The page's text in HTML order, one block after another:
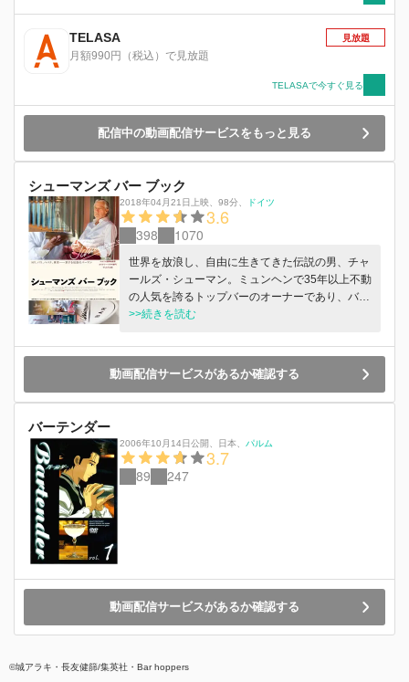
TELASA
月額990円（税込）で見放題
見放題
TELASAで今すぐ見る
配信中の動画配信サービスをもっと見る
シューマンズ バー ブック
2018年04月21日上映、 98分、 ドイツ
3.6
398 1070
世界を放浪し、自由に生きてきた伝説の男、チャ
ールズ・シューマン。ミュンヘンで35年以上不動
の人気を誇るトップバーのオーナーであり、バー
マンであり、思索する旅人でもあり、革新的レシ
を集めている彼は、76歳を超えた今も現役でカウ
ンターに立ち続けている。 成功も名声も手にし
たシューマンが、もう一度バーの原点を求めて、
ＮＹ、パリ、ハバナ、東京、ウィーンの“バーベ
バナでは文豪ヘミングウェイが通ったフロリディ
ータ、パリはココシャネルスイートがあるホテル
リッツのバー、ウィーンの文化人が集まるバー、
――。
>>続きを読む
動画配信サービスがあるか確認する
バーテンダー
2006年10月14日公開、 日本、 パルム
3.7
89 247
動画配信サービスがあるか確認する
©城アラキ・長友健篩/集英社・Bar hoppers